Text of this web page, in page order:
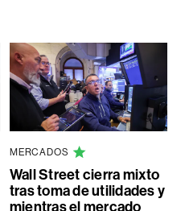
MERCADOS
Wall Street cierra mixto
tras toma de utilidades y
mientras el mercado